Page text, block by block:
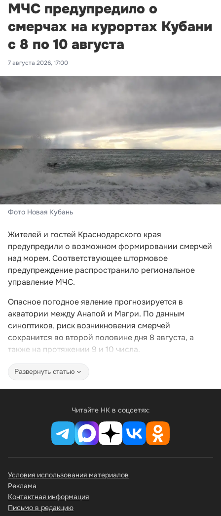
МЧС предупредило о
смерчах на курортах Кубани
с 8 по 10 августа
7 августа 2026, 17:00
Фото Новая Кубань
Жителей и гостей Краснодарского края
предупредили о возможном формировании смерчей
над морем. Соответствующее штормовое
предупреждение распространило региональное
управление МЧС.
Опасное погодное явление прогнозируется в
акватории между Анапой и Магри. По данным
синоптиков, риск возникновения смерчей
сохранится во второй половине дня 8 августа, а
также на протяжении 9 и 10 числа.
Развернуть статью
Читайте НК в соцсетях:
Условия использования материалов
Реклама
Контактная информация
Письмо в редакцию